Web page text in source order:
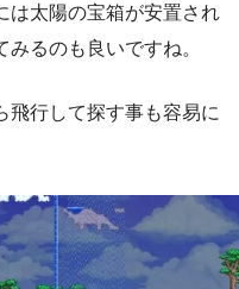
は太陽の宝箱が安置され
るのも良いですね。
飛行して探す事も容易に